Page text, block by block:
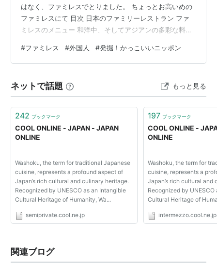
はなく、ファミレスでとりました。 ちょっとお高いめの
ファミレスにて 目次 日本のファミリーレストラン ファ
ミレスのメニュー 和洋中、そしてアジアンの多彩な料理
族連れの外食需要を支えてきたファミリーレストラン。
日本で独自に進化するファミレスは外国人に人気です。
人からの視点でファミレスを考察していました。 揚げ物
に煮物に炒め物に、１つのトレイにバラエティ満載 ファ
ミレスのメニュー…
#ファミレス #外国人 #発掘！かっこいいニッポン
ネットで話題 もっと見る
242 ブックマーク
COOL ONLINE - JAPAN - JAPAN
ONLINE
Washoku, the term for traditional Japanese
cuisine, represents a profound aspect of
Japan’s rich cultural and culinary heritage.
Recognized by UNESCO as an Intangible
Cultural Heritage of Humanity, Wa...
semiprivate.cool.ne.jp
197 ブックマーク
COOL ONLINE -
ONLINE
Washoku, the term for
cuisine, represents a
Japan’s rich cultural and
Recognized by
Cultural Heritage of
intermezzo.cool.ne.jp
関連ブログ